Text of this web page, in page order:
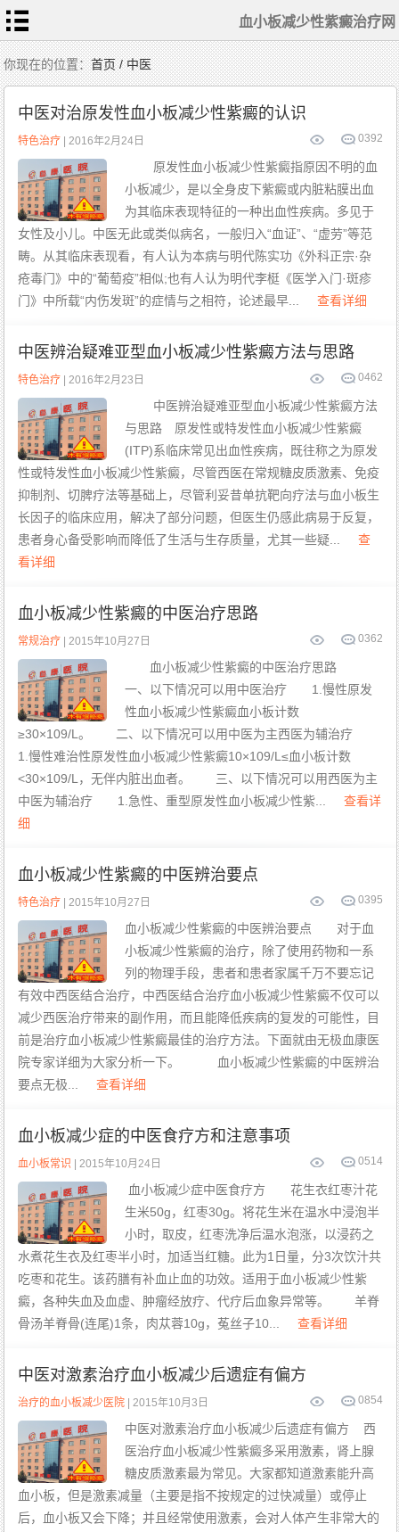
血小板减少性紫癜治疗网
首
页
血
小
板
常
识
相
关
检
查
症
状
表
现
常
规
治
疗
患
者
护
理
中
医
食
疗
特
色
治
疗
血
小
板
减
少
的
治
疗
康
复
案
例
病
因
你现在的位置：首页 / 中医
中医对治原发性血小板减少性紫癜的认识
392
0
特色治疗 | 2016年2月24日
原发性血小板减少性紫癜指原因不明的血
小板减少，是以全身皮下紫癜或内脏粘膜出血
为其临床表现特征的一种出血性疾病。多见于
女性及小儿。中医无此或类似病名，一般归入“血证”、“虚劳”等范
畴。从其临床表现看，有人认为本病与明代陈实功《外科正宗·杂
疮毒门》中的“葡萄疫”相似;也有人认为明代李梃《医学入门·斑疹
门》中所载“内伤发斑”的症情与之相符，论述最早...
查看详细
中医辨治疑难亚型血小板减少性紫癜方法与思路
462
0
特色治疗 | 2016年2月23日
中医辨治疑难亚型血小板减少性紫癜方法
与思路 原发性或特发性血小板减少性紫癜
(ITP)系临床常见出血性疾病，既往称之为原发
性或特发性血小板减少性紫癜，尽管西医在常规糖皮质激素、免疫
抑制剂、切脾疗法等基础上，尽管利妥昔单抗靶向疗法与血小板生
长因子的临床应用，解决了部分问题，但医生仍感此病易于反复，
患者身心备受影响而降低了生活与生存质量，尤其一些疑...
查
看详细
血小板减少性紫癜的中医治疗思路
362
0
常规治疗 | 2015年10月27日
血小板减少性紫癜的中医治疗思路
一、以下情况可以用中医治疗 1.慢性原发
性血小板减少性紫癜血小板计数
≥30×109/L。 二、以下情况可以用中医为主西医为辅治疗
1.慢性难治性原发性血小板减少性紫癜10×109/L≤血小板计数
<30×109/L，无伴内脏出血者。 三、以下情况可以用西医为主
中医为辅治疗 1.急性、重型原发性血小板减少性紫...
查看详
细
血小板减少性紫癜的中医辨治要点
395
0
特色治疗 | 2015年10月27日
血小板减少性紫癜的中医辨治要点 对于血
小板减少性紫癜的治疗，除了使用药物和一系
列的物理手段，患者和患者家属千万不要忘记
有效中西医结合治疗，中西医结合治疗血小板减少性紫癜不仅可以
减少西医治疗带来的副作用，而且能降低疾病的复发的可能性，目
前是治疗血小板减少性紫癜最佳的治疗方法。下面就由无极血康医
院专家详细为大家分析一下。 血小板减少性紫癜的中医辨治
要点无极...
查看详细
血小板减少症的中医食疗方和注意事项
514
0
血小板常识 | 2015年10月24日
血小板减少症中医食疗方 花生衣红枣汁花
生米50g，红枣30g。将花生米在温水中浸泡半
小时，取皮，红枣洗净后温水泡涨，以浸药之
水煮花生衣及红枣半小时，加适当红糖。此为1日量，分3次饮汁共
吃枣和花生。该药膳有补血止血的功效。适用于血小板减少性紫
癜，各种失血及血虚、肿瘤经放疗、代疗后血象异常等。 羊脊
骨汤羊脊骨(连尾)1条，肉苁蓉10g，菟丝子10...
查看详细
中医对激素治疗血小板减少后遗症有偏方
854
0
治疗的血小板减少医院 | 2015年10月3日
中医对激素治疗血小板减少后遗症有偏方 西
医治疗血小板减少性紫癜多采用激素，肾上腺
糖皮质激素最为常见。大家都知道激素能升高
血小板，但是激素减量（主要是指不按规定的过快减量）或停止
后，血小板又会下降；并且经常使用激素，会对人体产生非常大的